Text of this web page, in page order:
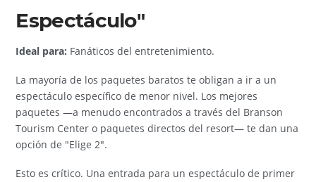
Espectáculo"
Ideal para: Fanáticos del entretenimiento.
La mayoría de los paquetes baratos te obligan a ir a un
espectáculo específico de menor nivel. Los mejores
paquetes —a menudo encontrados a través del Branson
Tourism Center o paquetes directos del resort— te dan una
opción de "Elige 2".
Esto es crítico. Una entrada para un espectáculo de primer